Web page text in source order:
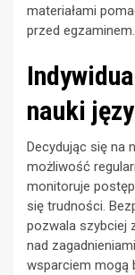
materiałami
przed egzaminem.
nauki
Decydując się na
możliwość
monitoruje
się trudności.
pozwala szybciej
nad
wsparciem mogą